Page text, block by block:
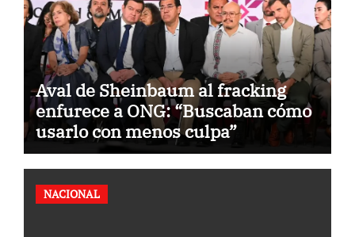
Aval de Sheinbaum al fracking
enfurece a ONG: “Buscaban cómo
usarlo con menos culpa”
NACIONAL